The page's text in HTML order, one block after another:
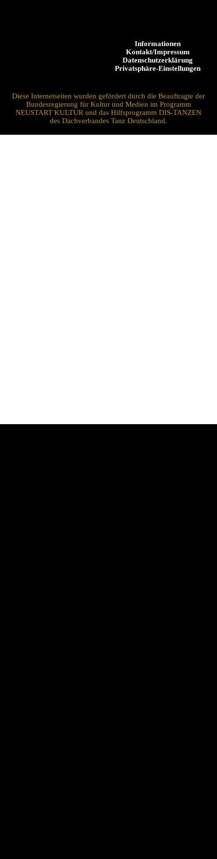
Informationen
Kontakt/Impressum
Datenschutzerklärung
Privatsphäre-Einstellungen
Diese Internetseiten wurden gefördert durch die Beauftragte der
Bundesregierung für Kultur und Medien im Programm
NEUSTART KULTUR und das Hilfsprogramm DIS-TANZEN
des Dachverbandes Tanz Deutschland.